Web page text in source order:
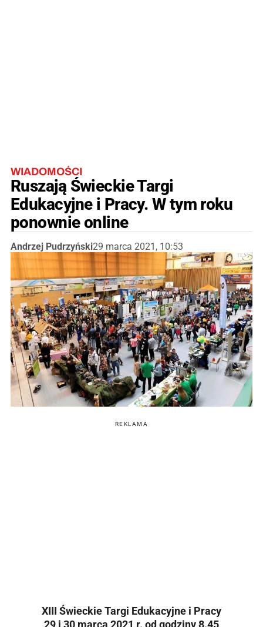
WIADOMOŚCI
Ruszają Świeckie Targi
Edukacyjne i Pracy. W tym roku
ponownie online
Andrzej Pudrzyński29 marca 2021, 10:53
REKLAMA
XIII Świeckie Targi Edukacyjne i Pracy
29 i 30 marca 2021 r. od godziny 8.45